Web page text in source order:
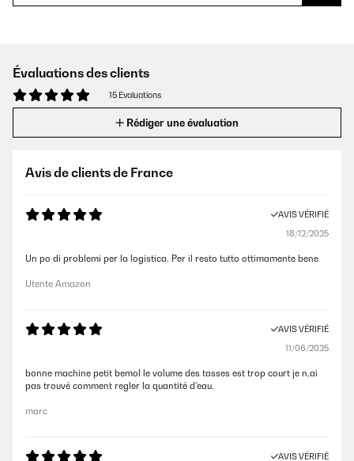
Évaluations des clients
15 Evaluations
Rédiger une évaluation
Avis de clients de France
AVIS VÉRIFIÉ
18/12/2025
Un po di problemi per la logistica. Per il resto tutto ottimamente bene
Utente Amazon
AVIS VÉRIFIÉ
11/06/2025
bonne machine petit bemol le volume des tasses est trop court je n,ai
pas trouvé comment regler la quantité d'eau.
marc
AVIS VÉRIFIÉ